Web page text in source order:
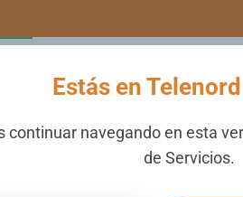
Estás en
continuar navegando en esta
de Servicios.